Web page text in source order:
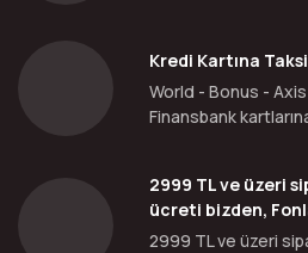
Kredi Kartına
World - Bonus -
Finansbank
2999 TL ve üzeri
ücreti bizden,
2999 TL ve üzeri